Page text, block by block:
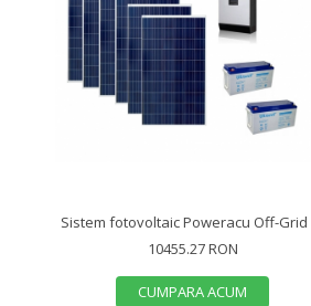
10455.27 RON
CUMPARA ACUM